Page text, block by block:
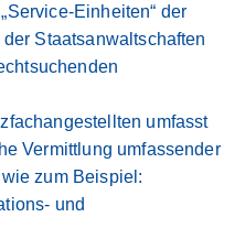
Einheiten“ der
der Staatsanwaltschaften
umfasst
Vermittlung umfassender
zum Beispiel:
und